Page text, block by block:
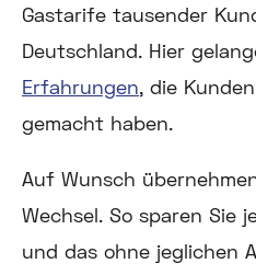
Gastarife tausender
Deutschland. Hier
Erfahrungen, die
gemacht haben.
Auf Wunsch
Wechsel. So sparen Sie
und das ohne jeglichen